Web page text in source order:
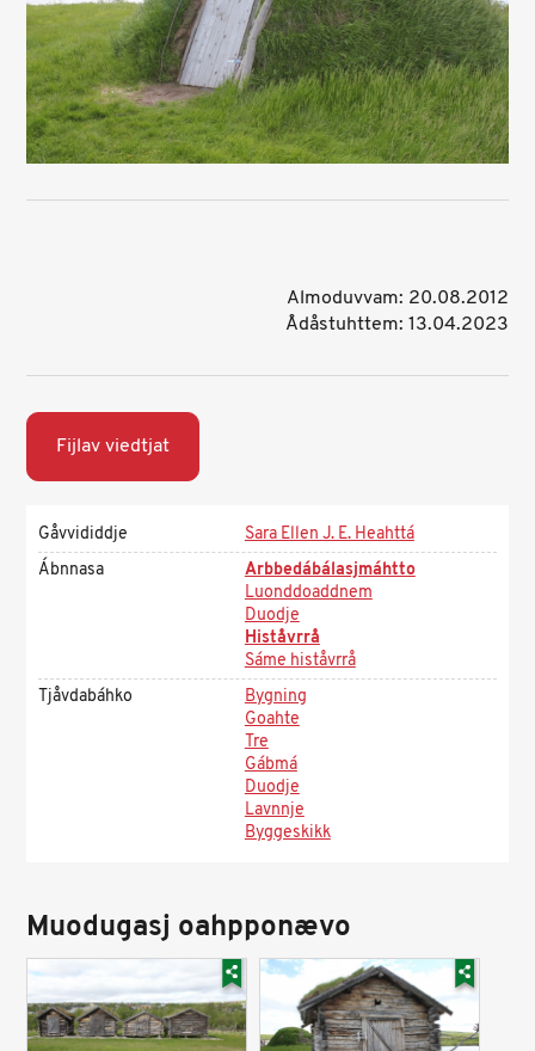
Almoduvvam: 20.08.2012
Ådåstuhttem: 13.04.2023
Fijlav viedtjat
Gåvvididdje
Sara Ellen J. E. Heahttá
Ábnnasa
Arbbedábálasjmáhtto
Luonddoaddnem
Duodje
Histåvrrå
Sáme histåvrrå
Tjåvdabáhko
Bygning
Goahte
Tre
Gábmá
Duodje
Lavnnje
Byggeskikk
Muodugasj oahpponævo